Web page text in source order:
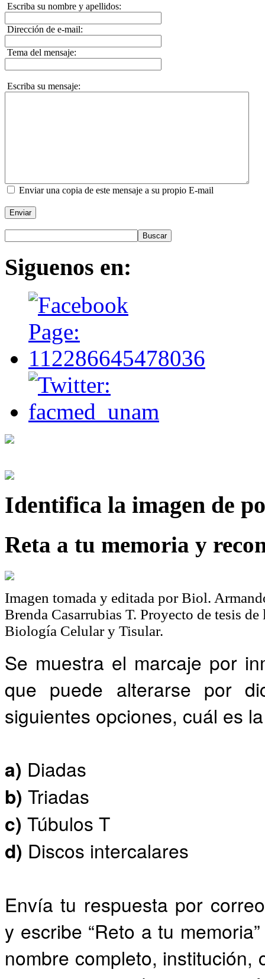
Escriba su nombre y apellidos:
Dirección de e-mail:
Tema del mensaje:
Escriba su mensaje:
Enviar una copia de este mensaje a su propio E-mail
Enviar
Siguenos en:
Identifica la imagen de
Reta a tu memoria y
Imagen tomada y editada por Biol.
Brenda Casarrubias T. Proyecto de tesis
Biología Celular y Tisular.
Se muestra el marcaje por
que puede alterarse por
siguientes opciones, cuál es
a) Diadas
b) Triadas
c) Túbulos T
d) Discos intercalares
Envía tu respuesta por
y escribe “Reto a tu
nombre completo, institución,